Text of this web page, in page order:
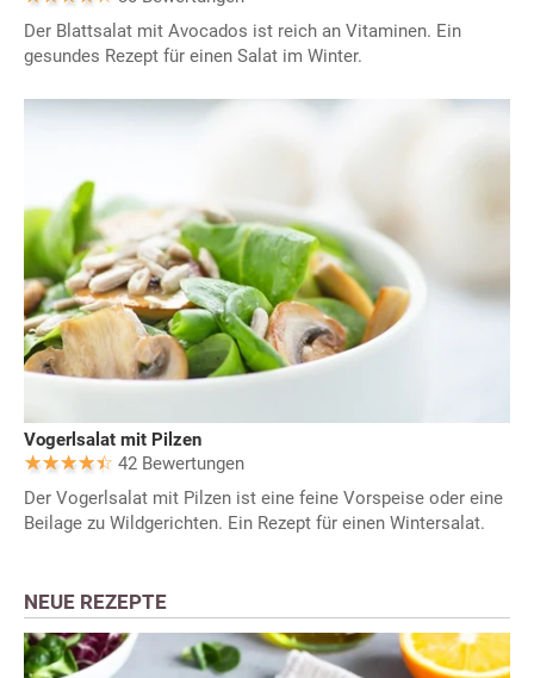
Der Blattsalat mit Avocados ist reich an Vitaminen. Ein
gesundes Rezept für einen Salat im Winter.
Vogerlsalat mit Pilzen
42 Bewertungen
Der Vogerlsalat mit Pilzen ist eine feine Vorspeise oder eine
Beilage zu Wildgerichten. Ein Rezept für einen Wintersalat.
NEUE REZEPTE